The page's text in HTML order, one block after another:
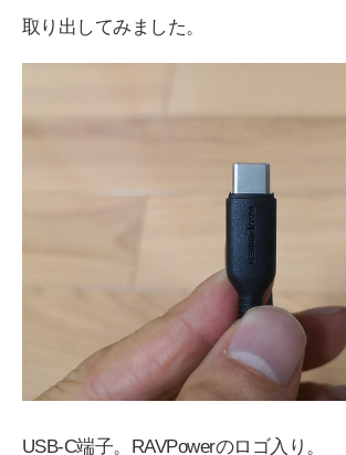
取り出してみました。
USB-C端子。RAVPowerのロゴ入り。